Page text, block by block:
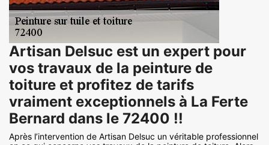
Artisan Delsuc est un expert pour
vos travaux de la peinture de
toiture et profitez de tarifs
vraiment exceptionnels à La Ferte
Bernard dans le 72400 !!
Après l’intervention de Artisan Delsuc un véritable professionnel